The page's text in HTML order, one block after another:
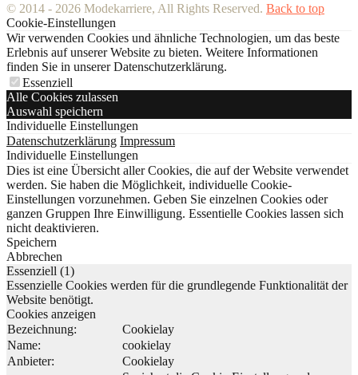
© 2014 - 2026 Modekarriere, All Rights Reserved. Back to top
Cookie-Einstellungen
Wir verwenden Cookies und ähnliche Technologien, um das beste
Erlebnis auf unserer Website zu bieten. Weitere Informationen
finden Sie in unserer Datenschutzerklärung.
Essenziell
Alle Cookies zulassen
Auswahl speichern
Individuelle Einstellungen
Datenschutzerklärung Impressum
Individuelle Einstellungen
Dies ist eine Übersicht aller Cookies, die auf der Website verwendet
werden. Sie haben die Möglichkeit, individuelle Cookie-
Einstellungen vorzunehmen. Geben Sie einzelnen Cookies oder
ganzen Gruppen Ihre Einwilligung. Essentielle Cookies lassen sich
nicht deaktivieren.
Speichern
Abbrechen
Essenziell (1)
Essenzielle Cookies werden für die grundlegende Funktionalität der
Website benötigt.
Cookies anzeigen
Bezeichnung:
Cookielay
Name:
cookielay
Anbieter:
Cookielay